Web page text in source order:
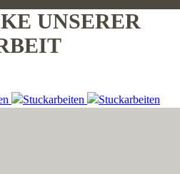
UNSERER